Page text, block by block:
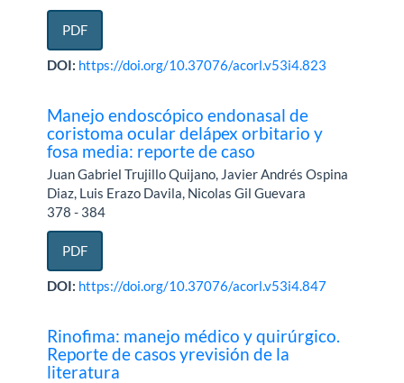
PDF
DOI: https://doi.org/10.37076/acorl.v53i4.823
Manejo endoscópico endonasal de
coristoma ocular delápex orbitario y
fosa media: reporte de caso
Juan Gabriel Trujillo Quijano, Javier Andrés Ospina
Diaz, Luis Erazo Davila, Nicolas Gil Guevara
378 - 384
PDF
DOI: https://doi.org/10.37076/acorl.v53i4.847
Rinofima: manejo médico y quirúrgico.
Reporte de casos yrevisión de la
literatura